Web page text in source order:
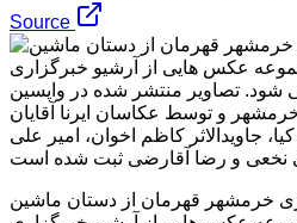
Source
خرمشهر قهرمان از دستان ماشین